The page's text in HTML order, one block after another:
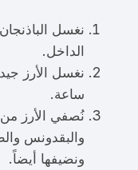
نغسل
الداخل.
نغسل الأرز
ساعة.
نُصفي الأرز من
والبقدونس
ونضيفها أيضاً.